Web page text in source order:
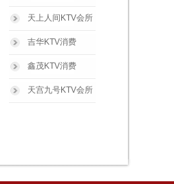
天上人间KTV会所
吉华KTV消费
鑫茂KTV消费
天宫九号KTV会所